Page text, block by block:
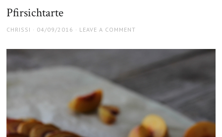
Pfirsichtarte
AUTHOR
CHRISSI
POSTED
04/09/2016 LEAVE A COMMENT